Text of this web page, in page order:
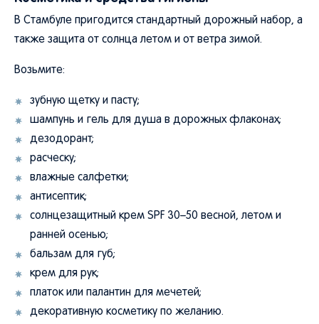
В Стамбуле пригодится стандартный дорожный набор, а
также защита от солнца летом и от ветра зимой.
Возьмите:
зубную щетку и пасту;
шампунь и гель для душа в дорожных флаконах;
дезодорант;
расческу;
влажные салфетки;
антисептик;
солнцезащитный крем SPF 30–50 весной, летом и
ранней осенью;
бальзам для губ;
крем для рук;
платок или палантин для мечетей;
декоративную косметику по желанию.